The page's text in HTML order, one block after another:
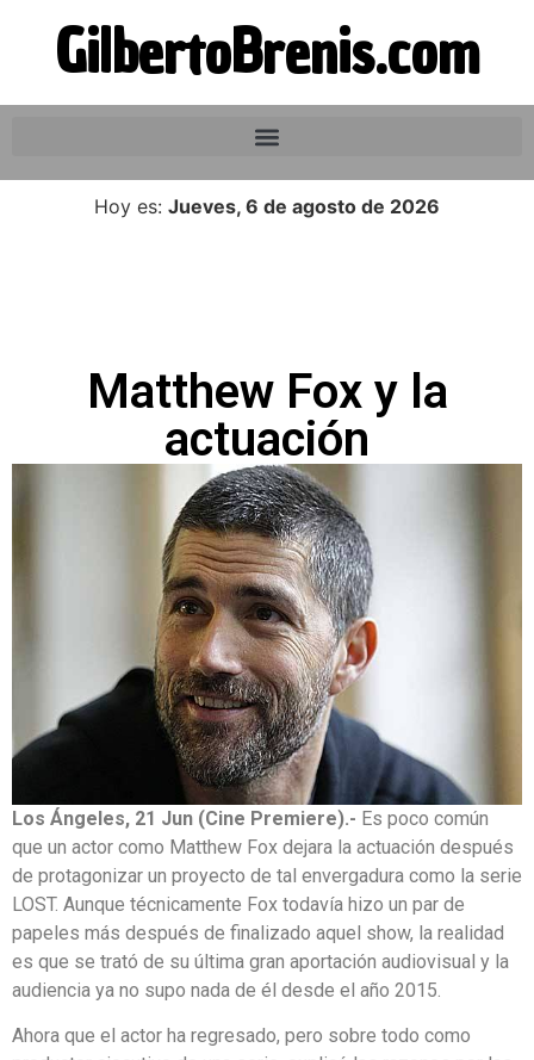
GilbertoBrenis.com
Hoy es: Jueves, 6 de agosto de 2026
Matthew Fox y la
actuación
Los Ángeles, 21 Jun (Cine Premiere).- Es poco común
que un actor como Matthew Fox dejara la actuación después
de protagonizar un proyecto de tal envergadura como la serie
LOST. Aunque técnicamente Fox todavía hizo un par de
papeles más después de finalizado aquel show, la realidad
es que se trató de su última gran aportación audiovisual y la
audiencia ya no supo nada de él desde el año 2015.
Ahora que el actor ha regresado, pero sobre todo como